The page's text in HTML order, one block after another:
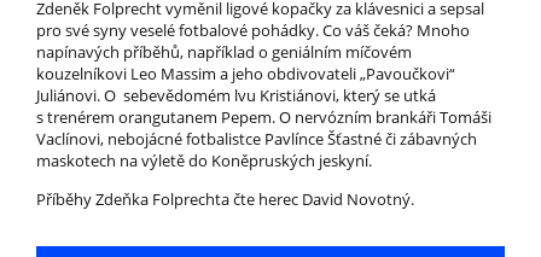
Zdeněk Folprecht vyměnil ligové kopačky za klávesnici a sepsal
pro své syny veselé fotbalové pohádky. Co váš čeká? Mnoho
napínavých příběhů, například o geniálním míčovém
kouzelníkovi Leo Massim a jeho obdivovateli „Pavoučkovi“
Juliánovi. O sebevědomém lvu Kristiánovi, který se utká
s trenérem orangutanem Pepem. O nervózním brankáři Tomáši
Vaclínovi, nebojácné fotbalistce Pavlínce Šťastné či zábavných
maskotech na výletě do Koněpruských jeskyní.
Příběhy Zdeňka Folprechta čte herec David Novotný.